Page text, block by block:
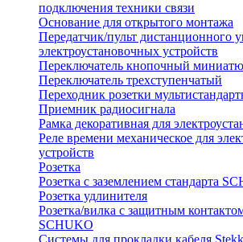
подключения техники связи
Основание для открытого монтажа
Передатчик/пульт дистанционного
электроустановочных устройств
Переключатель кнопочный
Переключатель трехступенчатый
Переходник розетки
Приемник радиосигнала
Рамка декоративная для
Реле времени механическое для
устройств
Розетка
Розетка с заземлением стандарта
Розетка удлинителя
Розетка/вилка с защитным
SCHUKO
Системы для прокладки кабеля